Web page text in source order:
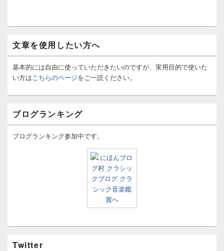
文章を使用したい方へ
基本的には自由に使っていただきたいのですが、実用目的で使いた
い方は こちらのページをご一読ください。
ブログランキング
ブログランキング参加中です。
Twitter